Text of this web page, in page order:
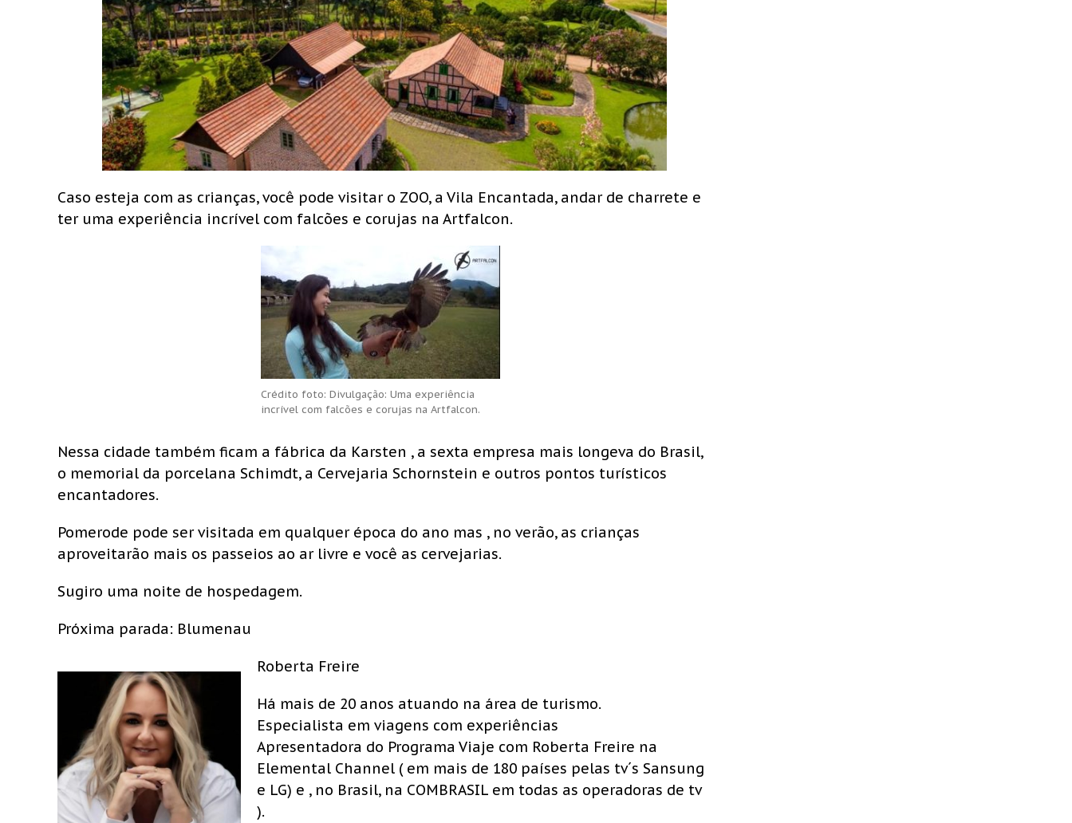
Caso esteja com as crianças, você pode visitar o ZOO, a Vila Encantada, andar de charrete e
ter uma experiência incrível com falcões e corujas na Artfalcon.
Crédito foto: Divulgação: Uma experiência
incrível com falcões e corujas na Artfalcon.
Nessa cidade também ficam a fábrica da Karsten , a sexta empresa mais longeva do Brasil,
o memorial da porcelana Schimdt, a Cervejaria Schornstein e outros pontos turísticos
encantadores.
Pomerode pode ser visitada em qualquer época do ano mas , no verão, as crianças
aproveitarão mais os passeios ao ar livre e você as cervejarias.
Sugiro uma noite de hospedagem.
Próxima parada: Blumenau
Roberta Freire
Há mais de 20 anos atuando na área de turismo.
Especialista em viagens com experiências
Apresentadora do Programa Viaje com Roberta Freire na
Elemental Channel ( em mais de 180 países pelas tv´s Sansung
e LG) e , no Brasil, na COMBRASIL em todas as operadoras de tv
).